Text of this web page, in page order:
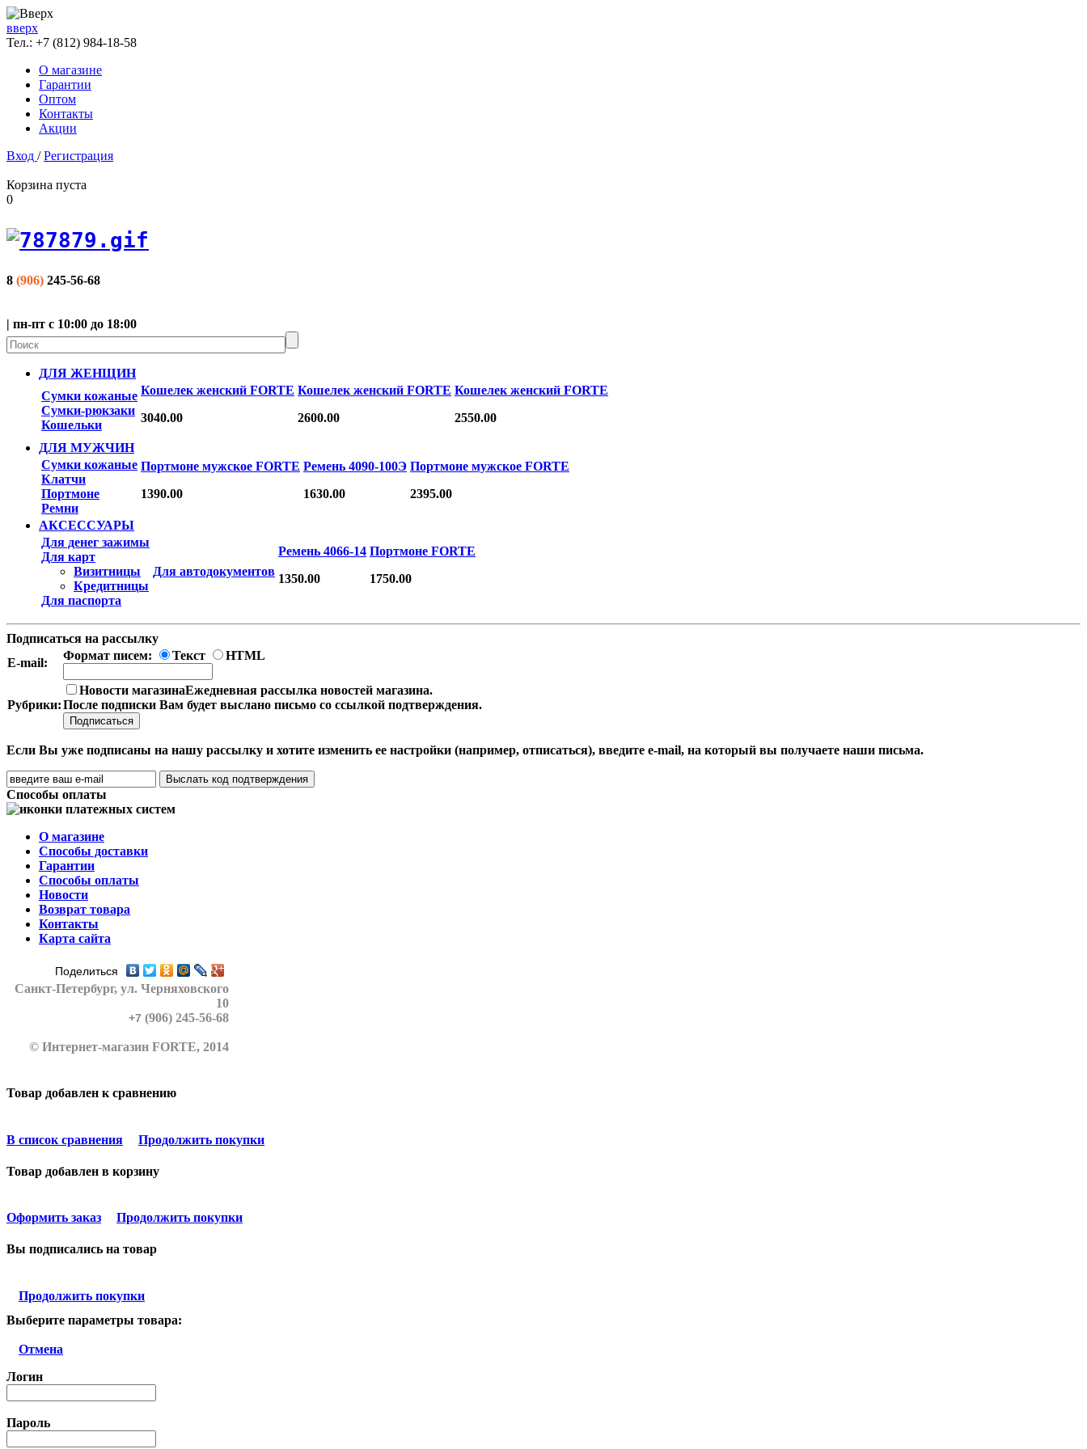
вверх
Тел.: +7 (812) 984-18-58
О магазине
Гарантии
Оптом
Контакты
Акции
Вход /Регистрация
Корзина пуста
0
8 (906) 245-56-68
| пн-пт с 10:00 до 18:00
ДЛЯ ЖЕНЩИН
Сумки кожаные
Сумки-рюкзаки
Кошельки
Кошелек женский FORTE
3040.00
Кошелек женский FORTE
2600.00
Кошелек женский FORTE
2550.00
ДЛЯ МУЖЧИН
Сумки кожаные
Клатчи
Портмоне
Ремни
Портмоне мужское FORTE
1390.00
Ремень 4090-100Э
1630.00
Портмоне мужское FORTE
2395.00
АКСЕССУАРЫ
Для денег зажимы
Для карт
Визитницы
Кредитницы
Для паспорта
Для автодокументов
Ремень 4066-14
1350.00
Портмоне FORTE
1750.00
Подписаться на рассылку
E-mail:
Формат писем: Текст HTML
Рубрики:
Новости магазинаЕжедневная рассылка новостей магазина.
После подписки Вам будет выслано письмо со ссылкой подтверждения.
Если Вы уже подписаны на нашу рассылку и хотите изменить ее настройки (например, отписаться), введите e-mail, на который вы получаете наши письма.
Способы оплаты
О магазине
Способы доставки
Гарантии
Способы оплаты
Новости
Возврат товара
Контакты
Карта сайта
Поделиться
Санкт-Петербург, ул. Черняховского
10
+7 (906) 245-56-68
© Интернет-магазин FORTE, 2014
Товар добавлен к сравнению
В список сравнения Продолжить покупки
Товар добавлен в корзину
Оформить заказ Продолжить покупки
Вы подписались на товар
Продолжить покупки
Выберите параметры товара:
Отмена
Логин
Пароль